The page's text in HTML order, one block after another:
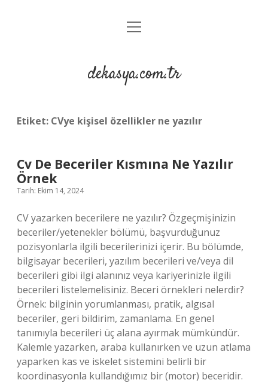
Anasayfa
Yasal Uyarı
menüyü
dekasya.com.tr
Etiket: CVye kişisel özellikler ne yazılır
Cv De Beceriler Kısmına Ne Yazılır
Örnek
Tarih: Ekim 14, 2024
CV yazarken becerilere ne yazılır? Özgeçmişinizin
beceriler/yetenekler bölümü, başvurduğunuz
pozisyonlarla ilgili becerilerinizi içerir. Bu bölümde,
bilgisayar becerileri, yazılım becerileri ve/veya dil
becerileri gibi ilgi alanınız veya kariyerinizle ilgili
becerileri listelemelisiniz. Beceri örnekleri nelerdir?
Örnek: bilginin yorumlanması, pratik, algısal
beceriler, geri bildirim, zamanlama. En genel
tanımıyla becerileri üç alana ayırmak mümkündür.
Kalemle yazarken, araba kullanırken ve uzun atlama
yaparken kas ve iskelet sistemini belirli bir
koordinasyonla kullandığımız bir (motor) beceridir.